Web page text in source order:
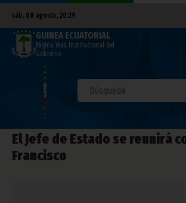
sáb. 08 agosto, 20:29
GUINEA ECUATORIAL
Página Web Institucional del
Gobierno
El Jefe de Estado se reunirá
Francisco